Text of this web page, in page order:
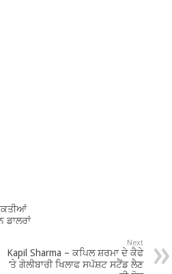
ਡਾਲਰਾਂ
Next
Kapil Sharma – ਕਪਿਲ ਸ਼ਰਮਾ ਦੇ ਕੈਫੇ
‘ਤੇ ਗੋਲੀਬਾਰੀ ਖਿਲਾਫ ਸਪੱਸ਼ਟ ਸਟੈਂਡ ਲੈਣ